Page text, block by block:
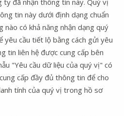
tin này dưới định dạng chuẩn
nào có khả năng nhận dạng quý
yêu cầu tiết lộ bằng cách gửi yêu
tin liên hệ được cung cấp bên
"Yêu cầu dữ liệu của quý vị" có
cấp đầy đủ thông tin để cho
tính của quý vị trong hồ sơ